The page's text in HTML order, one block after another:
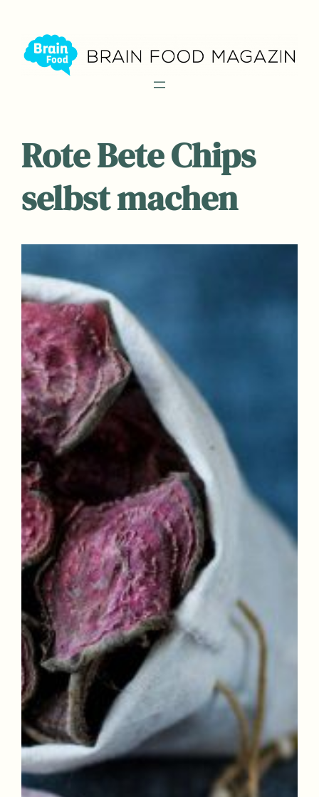
Inhalt
springen
Rote Bete Chips
selbst machen